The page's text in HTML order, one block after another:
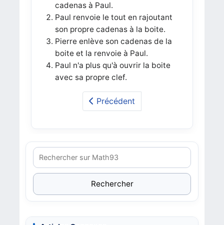
cadenas à Paul.
Paul renvoie le tout en rajoutant
son propre cadenas à la boite.
Pierre enlève son cadenas de la
boite et la renvoie à Paul.
Paul n'a plus qu'à ouvrir la boite
avec sa propre clef.
Précédent
Rechercher